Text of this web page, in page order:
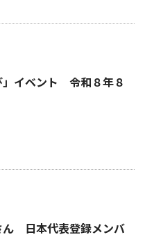
」イベント 令和８年８
ん 日本代表登録メンバ